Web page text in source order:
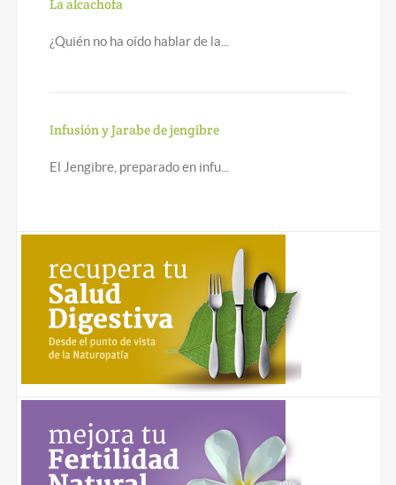
La alcachofa
¿Quién no ha oído hablar de la...
Infusión y Jarabe de jengibre
El Jengibre, preparado en infu...